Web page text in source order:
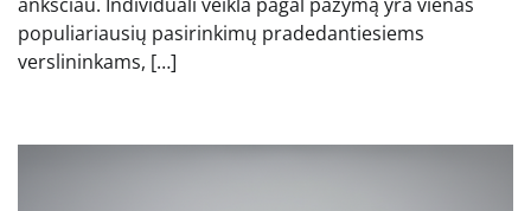
populiariausių pasirinkimų pradedantiesiems
verslininkams, […]